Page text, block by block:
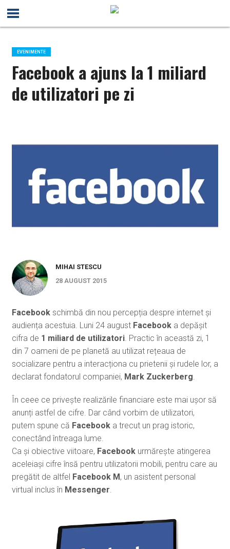
EVENIMENTE
Facebook a ajuns la 1 miliard
de utilizatori pe zi
MIHAI STESCU
28 AUGUST 2015
Facebookschimbă din nou percepția despre internet și
audiența acestuia. Luni 24 august Facebooka depășit
cifra de 1 miliard de utilizatori. Practic în această zi, 1
din 7 oameni de pe planetă au utilizat rețeaua de
socializare pentru a interacționa cu prietenii și rudele lor, a
declarat fondatorul companiei, Mark Zuckerberg.
În ceee ce privește realizările financiare este mai ușor să
anunți astfel de cifre. Dar când vorbim de utilizatori,
putem spune că Facebooka trecut un prag istoric,
conectând întreaga lume.
Ca și obiective viitoare, Facebookurmărește atingerea
aceleiași cifre însă pentru utilizatorii mobili, pentru care au
pregătit de altfel Facebook M, un asistent personal
virtual inclus în Messenger.